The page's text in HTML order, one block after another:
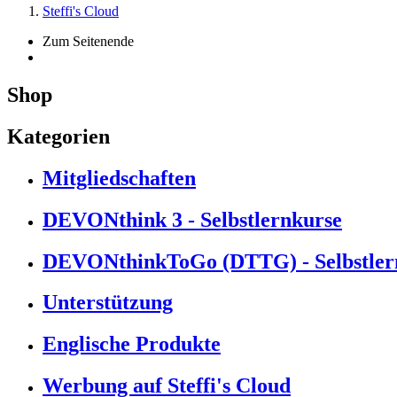
Steffi's Cloud
Zum Seitenende
Shop
Kategorien
Mitgliedschaften
DEVONthink 3 - Selbstlernkurse
DEVONthinkToGo (DTTG) -
Unterstützung
Englische Produkte
Werbung auf Steffi's Cloud